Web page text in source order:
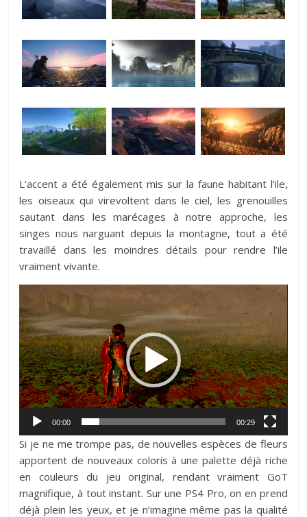
L’accent a été également mis sur la faune habitant l’ile,
les oiseaux qui virevoltent dans le ciel, les grenouilles
sautant dans les marécages à notre approche, les
singes nous narguant depuis la montagne, tout a été
travaillé dans les moindres détails pour rendre l’ile
vraiment vivante.
Lecteur
vidéo
00:00 00:29
Si je ne me trompe pas, de nouvelles espèces de fleurs
apportent de nouveaux coloris à une palette déjà riche
en couleurs du jeu original, rendant vraiment GoT
magnifique, à tout instant. Sur une PS4 Pro, on en prend
déjà plein les yeux, et je n’imagine même pas la qualité